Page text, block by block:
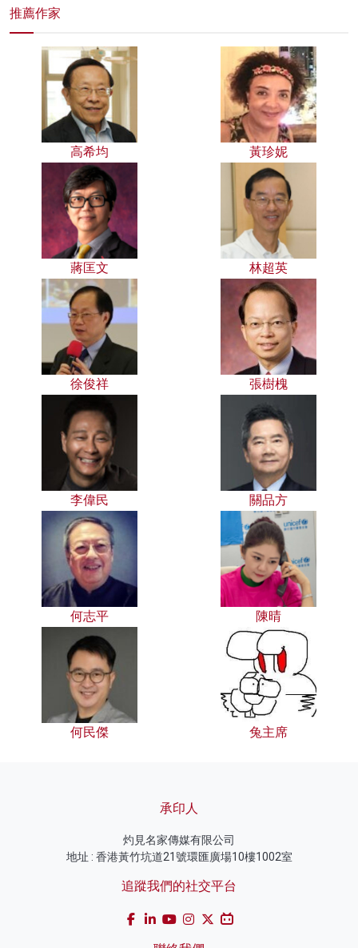
推薦作家
高希均 黃珍妮
蔣匡文 林超英
徐俊祥 張樹槐
李偉民 關品方
何志平 陳晴
何民傑 兔主席
承印人
灼見名家傳媒有限公司
地址 : 香港黃竹坑道21號環匯廣場10樓1002室
追蹤我們的社交平台